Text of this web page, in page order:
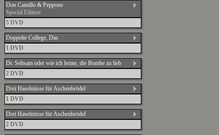
Don Camillo & Peppone
Special Edition
5 DVD
Doppelte College, Das
1 DVD
Dr. Seltsam oder wie ich lernte, die Bombe zu lieb
2 DVD
Drei Haselnüsse für Aschenbrödel
1 DVD
Drei Haselnüsse für Aschenbrödel
2 DVD